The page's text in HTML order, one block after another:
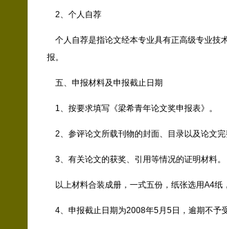
2、个人自荐
个人自荐是指论文经本专业具有正高级专业技
报。
五、申报材料及申报截止日期
1、按要求填写《梁希青年论文奖申报表》。
2、参评论文所载刊物的封面、目录以及论文完
3、有关论文的获奖、引用等情况的证明材料。
以上材料合装成册，一式五份，纸张选用A4纸
4、申报截止日期为2008年5月5日，逾期不予受